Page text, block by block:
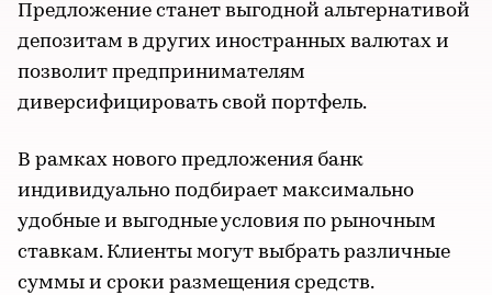
Предложение станет выгодной альтернативой
депозитам в других иностранных валютах и
позволит предпринимателям
диверсифицировать свой портфель.
В рамках нового предложения банк
индивидуально подбирает максимально
удобные и выгодные условия по рыночным
ставкам. Клиенты могут выбрать различные
суммы и сроки размещения средств.